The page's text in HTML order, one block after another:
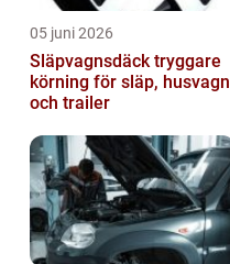
05 juni 2026
Släpvagnsdäck tryggare
körning för släp, husvagn
och trailer